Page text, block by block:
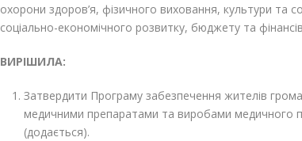
охорони здоров’я, фізичного виховання, культури та
соціально-економічного розвитку, бюджету та
ВИРІШИЛА:
Затвердити Програму забезпечення жителів
медичними препаратами та виробами медичного
(додається).